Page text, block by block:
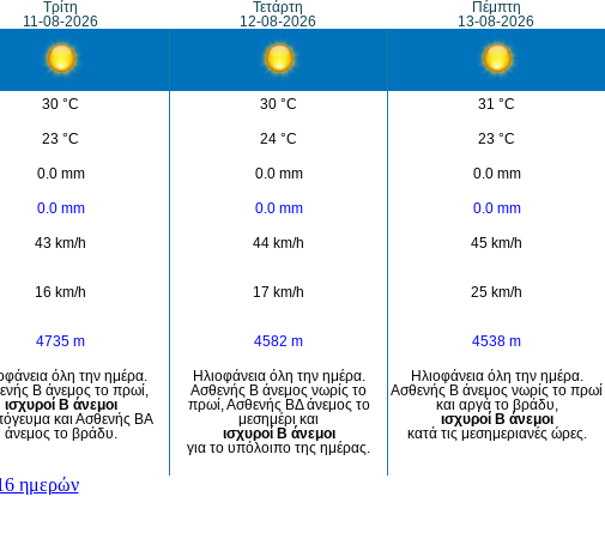
Τρίτη
11-08-2026
Τετάρτη
12-08-2026
Πέμπτη
13-08-2026
30 °C 30 °C 31 °C
23 °C 24 °C 23 °C
0.0 mm 0.0 mm 0.0 mm
0.0 mm 0.0 mm 0.0 mm
43 km/h 44 km/h 45 km/h
16 km/h 17 km/h 25 km/h
4735 m 4582 m 4538 m
όλη την ημέρα.
Β άνεμος το πρωί,
ισχυροί Β άνεμοι
και Ασθενής ΒΑ
άνεμος το βράδυ.
Ηλιοφάνεια όλη την ημέρα.
Ασθενής Β άνεμος νωρίς το
πρωί, Ασθενής ΒΔ άνεμος το
μεσημέρι και
ισχυροί Β άνεμοι
για το υπόλοιπο της ημέρας.
Ηλιοφάνεια όλη την ημέρα.
Ασθενής Β άνεμος νωρίς το πρωί
και αργά το βράδυ,
ισχυροί Β άνεμοι
κατά τις μεσημεριανές ώρες.
ημερών